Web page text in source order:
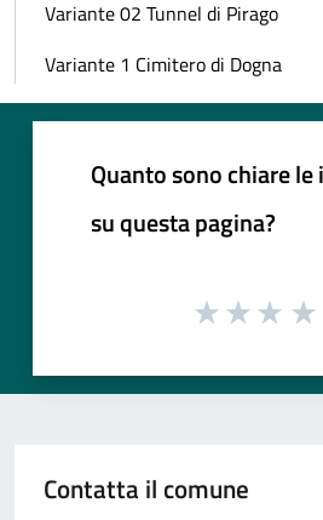
Variante 02 Tunnel di Pirago
Variante 1 Cimitero di Dogna
Quanto sono chiare
su questa pagina?
Contatta il comune